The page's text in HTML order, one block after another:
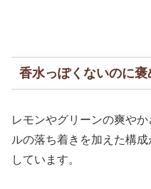
香水っぽくないのに
レモンやグリーンの爽や
ルの落ち着きを加えた構
しています。